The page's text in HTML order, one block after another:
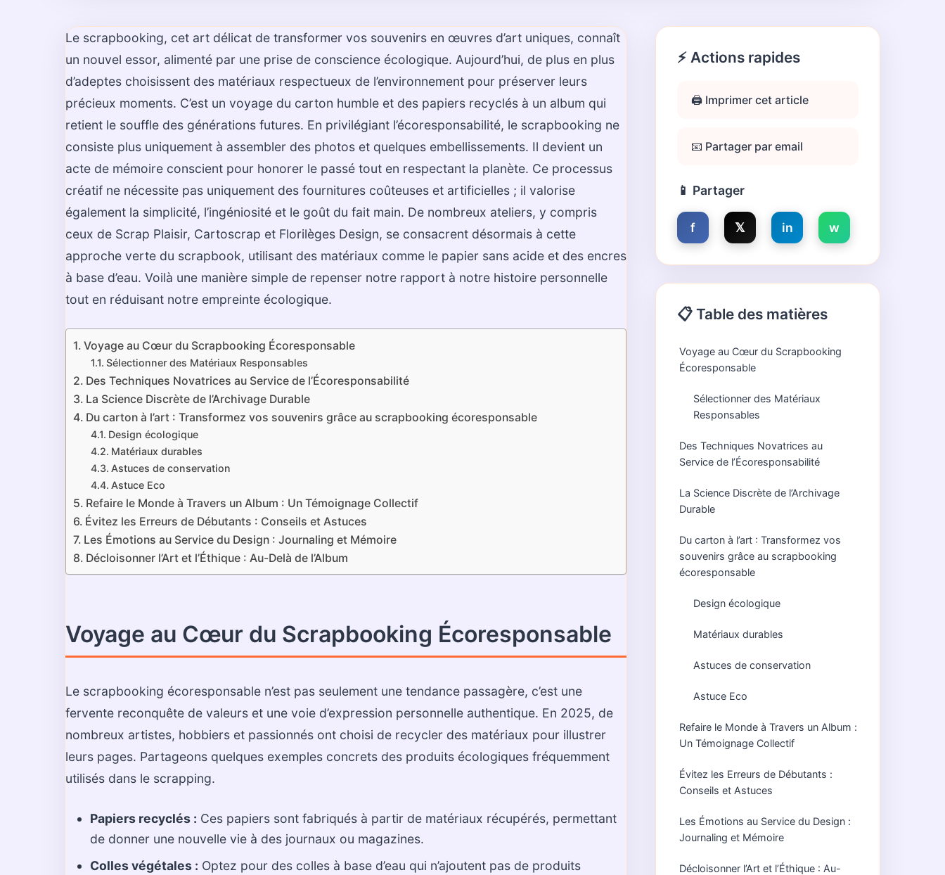
Le scrapbooking, cet art délicat de transformer vos souvenirs en œuvres d’art uniques, connaît
un nouvel essor, alimenté par une prise de conscience écologique. Aujourd’hui, de plus en plus
d’adeptes choisissent des matériaux respectueux de l’environnement pour préserver leurs
précieux moments. C’est un voyage du carton humble et des papiers recyclés à un album qui
retient le souffle des générations futures. En privilégiant l’écoresponsabilité, le scrapbooking ne
consiste plus uniquement à assembler des photos et quelques embellissements. Il devient un
acte de mémoire conscient pour honorer le passé tout en respectant la planète. Ce processus
créatif ne nécessite pas uniquement des fournitures coûteuses et artificielles ; il valorise
également la simplicité, l’ingéniosité et le goût du fait main. De nombreux ateliers, y compris
ceux de Scrap Plaisir, Cartoscrap et Florilèges Design, se consacrent désormais à cette
approche verte du scrapbook, utilisant des matériaux comme le papier sans acide et des encres
à base d’eau. Voilà une manière simple de repenser notre rapport à notre histoire personnelle
tout en réduisant notre empreinte écologique.
Voyage au Cœur du Scrapbooking Écoresponsable
Sélectionner des Matériaux Responsables
Des Techniques Novatrices au Service de l’Écoresponsabilité
La Science Discrète de l’Archivage Durable
Du carton à l’art : Transformez vos souvenirs grâce au scrapbooking écoresponsable
Design écologique
Matériaux durables
Astuces de conservation
Astuce Eco
Refaire le Monde à Travers un Album : Un Témoignage Collectif
Évitez les Erreurs de Débutants : Conseils et Astuces
Les Émotions au Service du Design : Journaling et Mémoire
Décloisonner l’Art et l’Éthique : Au-Delà de l’Album
Voyage au Cœur du Scrapbooking Écoresponsable
Le scrapbooking écoresponsable n’est pas seulement une tendance passagère, c’est une
fervente reconquête de valeurs et une voie d’expression personnelle authentique. En 2025, de
nombreux artistes, hobbiers et passionnés ont choisi de recycler des matériaux pour illustrer
leurs pages. Partageons quelques exemples concrets des produits écologiques fréquemment
utilisés dans le scrapping.
Papiers recyclés : Ces papiers sont fabriqués à partir de matériaux récupérés, permettant
de donner une nouvelle vie à des journaux ou magazines.
Colles végétales : Optez pour des colles à base d’eau qui n’ajoutent pas de produits
⚡ Actions rapides
🖨️ Imprimer cet article
📧 Partager par email
📱 Partager
f 𝕏 in w
📋 Table des matières
Voyage au Cœur du Scrapbooking
Écoresponsable
Sélectionner des Matériaux
Responsables
Des Techniques Novatrices au
Service de l’Écoresponsabilité
La Science Discrète de l’Archivage
Durable
Du carton à l’art : Transformez vos
souvenirs grâce au scrapbooking
écoresponsable
Design écologique
Matériaux durables
Astuces de conservation
Astuce Eco
Refaire le Monde à Travers un Album :
Un Témoignage Collectif
Évitez les Erreurs de Débutants :
Conseils et Astuces
Les Émotions au Service du Design :
Journaling et Mémoire
Décloisonner l’Art et l’Éthique : Au-